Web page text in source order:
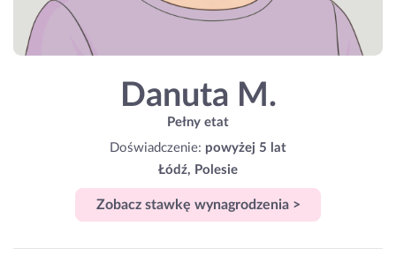
Danuta M.
Pełny etat
Doświadczenie: powyżej 5 lat
Łódź, Polesie
Zobacz stawkę wynagrodzenia >